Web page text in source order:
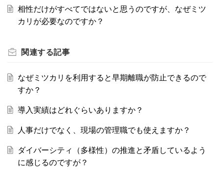
相性だけがすべてではないと思うのですが、なぜミツ
カリが必要なのですか？
関連する記事
なぜミツカリを利用すると早期離職が防止できるので
すか？
導入実績はどれぐらいありますか？
人事だけでなく、現場の管理職でも使えますか？
ダイバーシティ（多様性）の推進と矛盾しているよう
に感じるのですが？